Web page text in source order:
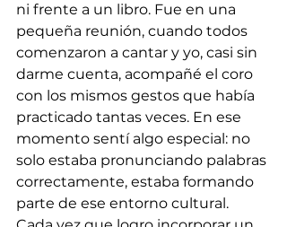
ni frente a un libro. Fue en una
pequeña reunión, cuando todos
comenzaron a cantar y yo, casi sin
darme cuenta, acompañé el coro
con los mismos gestos que había
practicado tantas veces. En ese
momento sentí algo especial: no
solo estaba pronunciando palabras
correctamente, estaba formando
parte de ese entorno cultural.